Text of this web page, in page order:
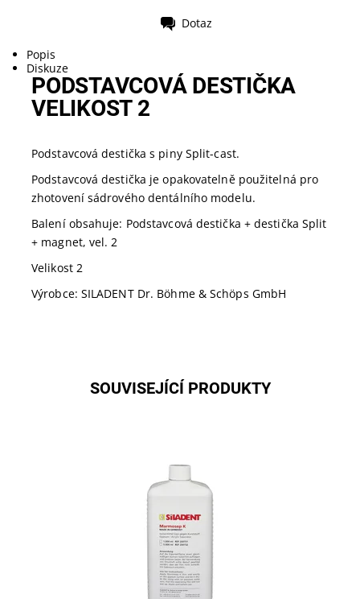
Dotaz
Popis
Diskuze
PODSTAVCOVÁ DESTIČKA
VELIKOST 2
Podstavcová destička s piny Split-cast.
Podstavcová destička je opakovatelně použitelná pro
zhotovení sádrového dentálního modelu.
Balení obsahuje: Podstavcová destička + destička Split
+ magnet, vel. 2
Velikost 2
Výrobce: SILADENT Dr. Böhme & Schöps GmbH
SOUVISEJÍCÍ PRODUKTY
Izolační prostředek na alginátové bázi pro dentální
sádrové modely. Užití při polymerizaci plastových
hmot za tepla i za studena.
Skladem 1
SILADENT